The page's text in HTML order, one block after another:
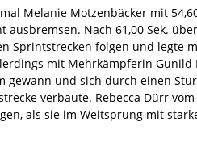
Melanie Motzenbäcker mit
Nach 61,00 Sek.
Sprintstrecken folgen und legte
mit Mehrkämpferin Gunild
gewann und sich durch einen
verbaute. Rebecca Dürr vom
als sie im Weitsprung mit